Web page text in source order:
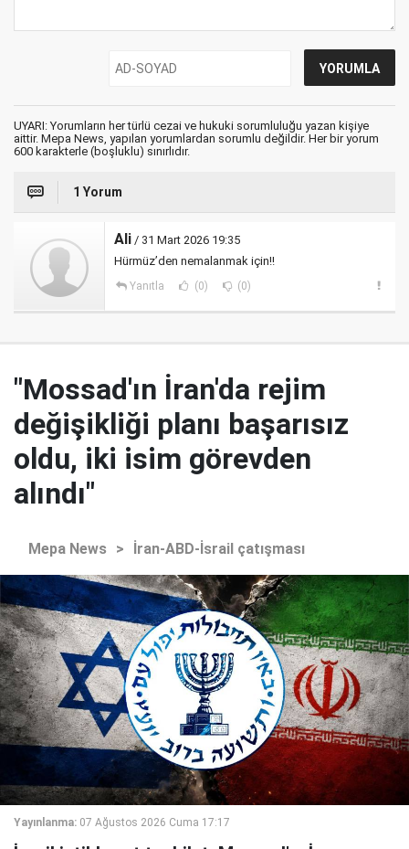
UYARI: Yorumların her türlü cezai ve hukuki sorumluluğu yazan kişiye
aittir. Mepa News, yapılan yorumlardan sorumlu değildir. Her bir yorum
600 karakterle (boşluklu) sınırlıdır.
1 Yorum
Ali / 31 Mart 2026 19:35
Hürmüz’den nemalanmak için!!
Yanıtla (0) (0)
"Mossad'ın İran'da rejim
değişikliği planı başarısız
oldu, iki isim görevden
alındı"
Mepa News > İran-ABD-İsrail çatışması
Yayınlanma: 07 Ağustos 2026 Cuma 17:17